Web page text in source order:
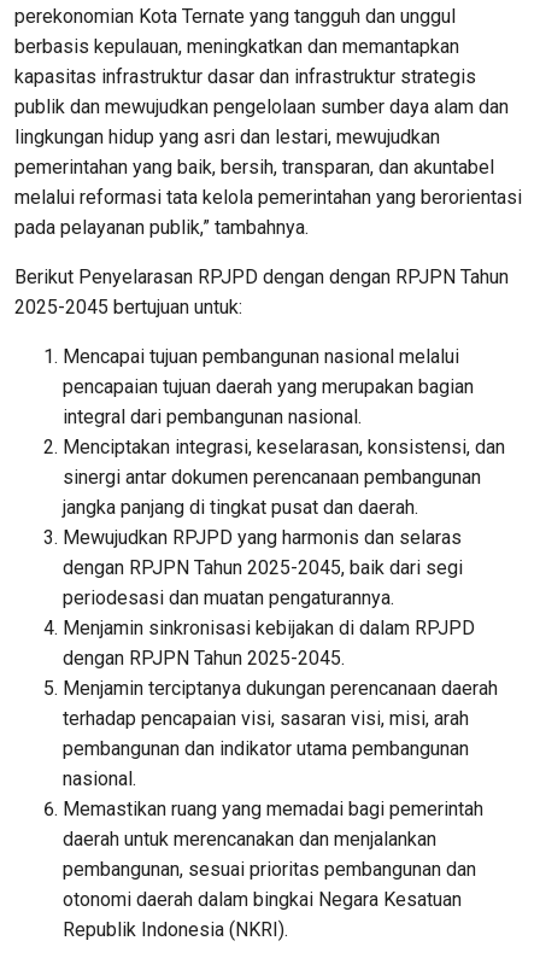
perekonomian Kota Ternate yang tangguh dan unggul
berbasis kepulauan, meningkatkan dan memantapkan
kapasitas infrastruktur dasar dan infrastruktur strategis
publik dan mewujudkan pengelolaan sumber daya alam dan
lingkungan hidup yang asri dan lestari, mewujudkan
pemerintahan yang baik, bersih, transparan, dan akuntabel
melalui reformasi tata kelola pemerintahan yang berorientasi
pada pelayanan publik,” tambahnya.
Berikut Penyelarasan RPJPD dengan dengan RPJPN Tahun
2025-2045 bertujuan untuk:
Mencapai tujuan pembangunan nasional melalui
pencapaian tujuan daerah yang merupakan bagian
integral dari pembangunan nasional.
Menciptakan integrasi, keselarasan, konsistensi, dan
sinergi antar dokumen perencanaan pembangunan
jangka panjang di tingkat pusat dan daerah.
Mewujudkan RPJPD yang harmonis dan selaras
dengan RPJPN Tahun 2025-2045, baik dari segi
periodesasi dan muatan pengaturannya.
Menjamin sinkronisasi kebijakan di dalam RPJPD
dengan RPJPN Tahun 2025-2045.
Menjamin terciptanya dukungan perencanaan daerah
terhadap pencapaian visi, sasaran visi, misi, arah
pembangunan dan indikator utama pembangunan
nasional.
Memastikan ruang yang memadai bagi pemerintah
daerah untuk merencanakan dan menjalankan
pembangunan, sesuai prioritas pembangunan dan
otonomi daerah dalam bingkai Negara Kesatuan
Republik Indonesia (NKRI).